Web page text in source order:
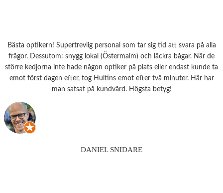
Bästa optikern! Supertrevlig personal som tar sig tid att svara på alla
frågor. Dessutom: snygg lokal (Östermalm) och läckra bågar. När de
större kedjorna inte hade någon optiker på plats eller endast kunde ta
emot först dagen efter, tog Hultins emot efter två minuter. Här har
man satsat på kundvård. Högsta betyg!
DANIEL SNIDARE